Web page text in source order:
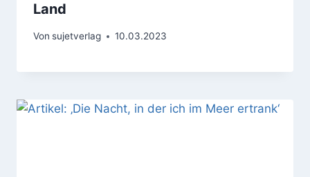
Land
Von sujetverlag 10.03.2023